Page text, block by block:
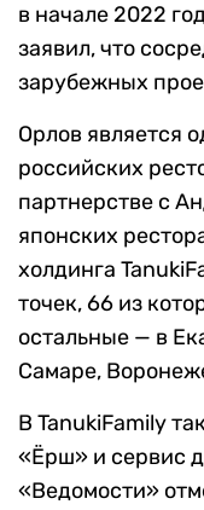
в начале 2022
заявил, что
зарубежных
Орлов является
российских
партнерстве с
японских
холдинга
точек, 66 из
остальные — в
Самаре,
В TanukiFamily
«Ёрш» и сервис
«Ведомости»